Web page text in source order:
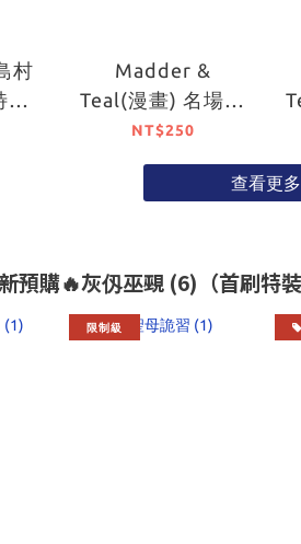
村
裝
出
Madder &
Teal(漫畫) 名場面
壓克力鑰匙圈 B
NT$250
查看更多
新預購🔥灰仭巫覡 (6)（首刷特
限制級